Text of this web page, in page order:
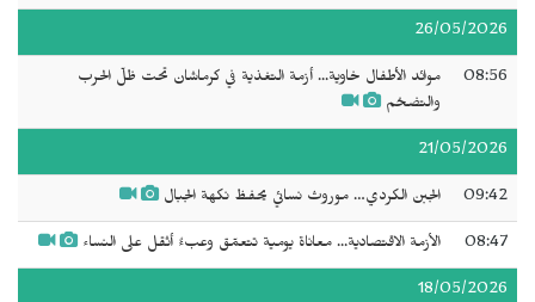
26/05/2026
08:56
موائد الأطفال خاوية... أزمة التغذية في كرماشان تحت ظلّ الحرب
والتضخم
21/05/2026
09:42 الجبن الكردي… موروث نسائي يحفظ نكهة الجبال
08:47 الأزمة الاقتصادية... معاناة يومية تتعمّق وعبءٌ أثقل على النساء
18/05/2026